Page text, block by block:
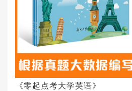
《零起点考大学英语》